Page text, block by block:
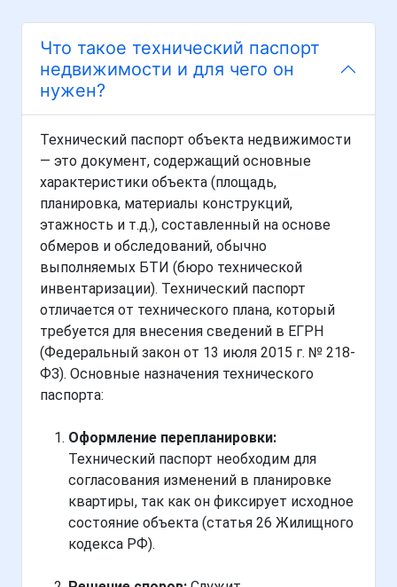
Что такое технический паспорт
недвижимости и для чего он
нужен?
Технический паспорт объекта недвижимости
— это документ, содержащий основные
характеристики объекта (площадь,
планировка, материалы конструкций,
этажность и т.д.), составленный на основе
обмеров и обследований, обычно
выполняемых БТИ (бюро технической
инвентаризации). Технический паспорт
отличается от технического плана, который
требуется для внесения сведений в ЕГРН
(Федеральный закон от 13 июля 2015 г. № 218-
ФЗ). Основные назначения технического
паспорта:
Оформление перепланировки:
Технический паспорт необходим для
согласования изменений в планировке
квартиры, так как он фиксирует исходное
состояние объекта (статья 26 Жилищного
кодекса РФ).